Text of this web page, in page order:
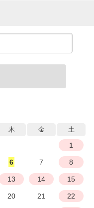
木 金 土
1
6 7 8
13 14 15
20 21 22